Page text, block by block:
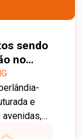
sendo
no
e